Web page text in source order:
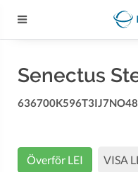
Senectus
Överför LEI VISA